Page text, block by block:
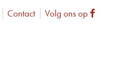
Contact Volg ons op Facebook